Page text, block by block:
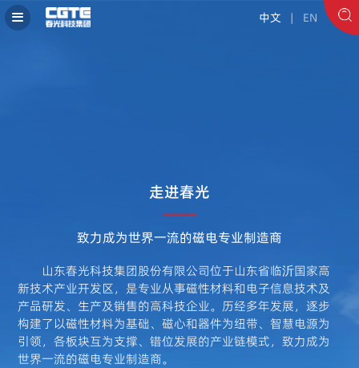
中文 | EN
走进春光
致力成为世界一流的磁电专业制造商
山东春光科技集团股份有限公司位于山东省临沂国家高
新技术产业开发区，是专业从事磁性材料和电子信息技术及
产品研发、生产及销售的高科技企业。历经多年发展，逐步
构建了以磁性材料为基础、磁心和器件为纽带、智慧电源为
引领，各板块互为支撑、错位发展的产业链模式，致力成为
世界一流的磁电专业制造商。